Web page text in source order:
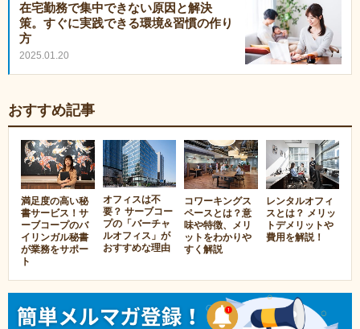
在宅勤務で集中できない原因と解決
策。すぐに実践できる環境&習慣の作り
方
2025.01.20
おすすめ記事
満足度の高い秘
書サービス！サ
ーブコープのバ
イリンガル秘書
が業務をサポー
ト
オフィスは不
要？ サーブコー
プの「バーチャ
ルオフィス」が
おすすめな理由
コワーキングス
ペースとは？意
味や特徴、メリ
ットをわかりや
すく解説
レンタルオフィ
スとは？ メリッ
トデメリットや
費用を解説！